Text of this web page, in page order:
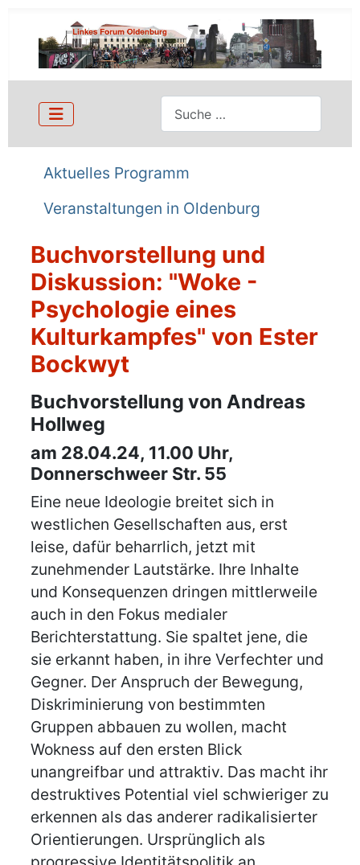
Suchen
Aktuelles Programm
Veranstaltungen in Oldenburg
Buchvorstellung und
Diskussion: "Woke -
Psychologie eines
Kulturkampfes" von Ester
Bockwyt
Details
Buchvorstellung von Andreas
Hollweg
am 28.04.24, 11.00 Uhr,
Donnerschweer Str. 55
Eine neue Ideologie breitet sich in
westlichen Gesellschaften aus, erst
leise, dafür beharrlich, jetzt mit
zunehmender Lautstärke. Ihre Inhalte
und Konsequenzen dringen mittlerweile
auch in den Fokus medialer
Berichterstattung. Sie spaltet jene, die
sie erkannt haben, in ihre Verfechter und
Gegner. Der Anspruch der Bewegung,
Diskriminierung von bestimmten
Gruppen abbauen zu wollen, macht
Wokness auf den ersten Blick
unangreifbar und attraktiv. Das macht ihr
destruktives Potential viel schwieriger zu
erkennen als das anderer radikalisierter
Orientierungen. Ursprünglich als